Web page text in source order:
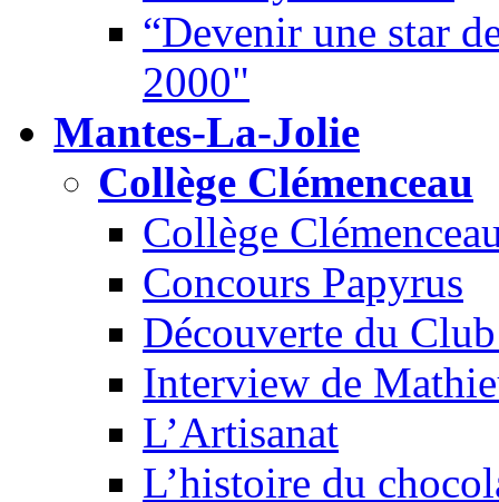
“Devenir une star
2000"
Mantes-La-Jolie
Collège Clémenceau
Collège
Concours Papyrus
Découverte du
Interview de
L’Artisanat
L’histoire du